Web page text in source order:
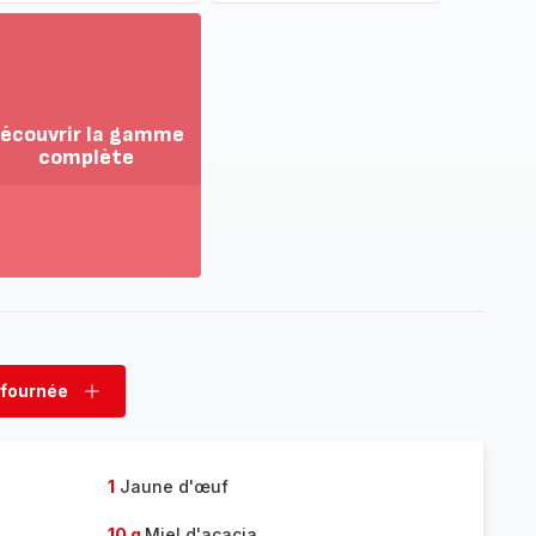
la gamme
complète
fournée
Ajouter
1 Jaune d'œuf